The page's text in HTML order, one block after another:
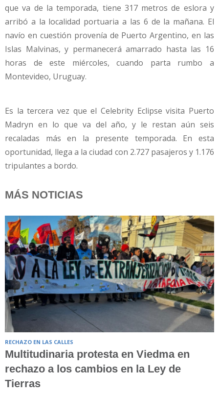
que va de la temporada, tiene 317 metros de eslora y
arribó a la localidad portuaria a las 6 de la mañana. El
navío en cuestión provenía de Puerto Argentino, en las
Islas Malvinas, y permanecerá amarrado hasta las 16
horas de este miércoles, cuando parta rumbo a
Montevideo, Uruguay.
Es la tercera vez que el Celebrity Eclipse visita Puerto
Madryn en lo que va del año, y le restan aún seis
recaladas más en la presente temporada. En esta
oportunidad, llega a la ciudad con 2.727 pasajeros y 1.176
tripulantes a bordo.
MÁS NOTICIAS
RECHAZO EN LAS CALLES
Multitudinaria protesta en Viedma en
rechazo a los cambios en la Ley de
Tierras